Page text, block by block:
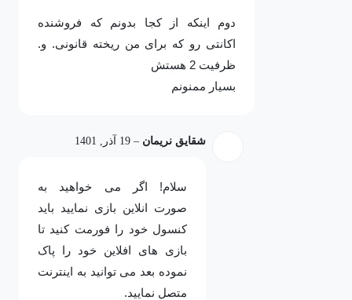
دوم اینکه از کجا بدونم که فروشنده
اکانتی رو که برای من ریخته قانونی. و.
ظرفیت 2 هستش
بسیار ممنونم
شقایق نریمان – 19 آذر, 1401
سلام! اگر می خواهید به
صورت انلاین بازی نمایید باید
کنسول خود را فورمت کنید تا
بازی های افلاین خود را پاک
نموده بعد می توانید به اینترنت
متصل نمایید.